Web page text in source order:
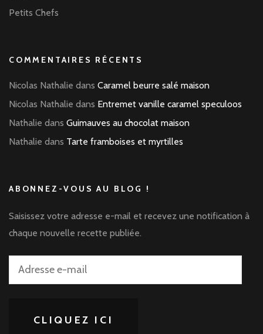
Petits Chefs
COMMENTAIRES RÉCENTS
Nicolas Nathalie dans Caramel beurre salé maison
Nicolas Nathalie dans Entremet vanille caramel speculoos
Nathalie dans Guimauves au chocolat maison
Nathalie dans Tarte framboises et myrtilles
ABONNEZ-VOUS AU BLOG !
Saisissez votre adresse e-mail et recevez une notification à
chaque nouvelle recette publiée.
Adresse
CLIQUEZ ICI